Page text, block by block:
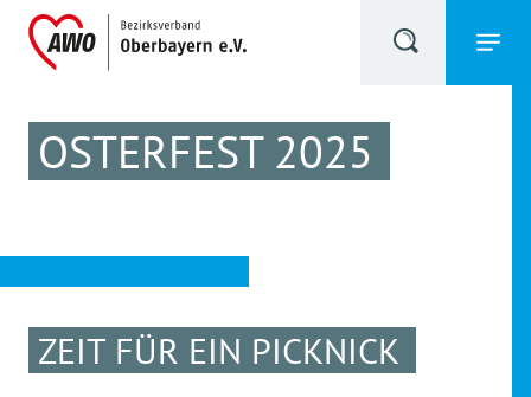
OSTERFEST 2025
ZEIT FÜR EIN PICKNICK